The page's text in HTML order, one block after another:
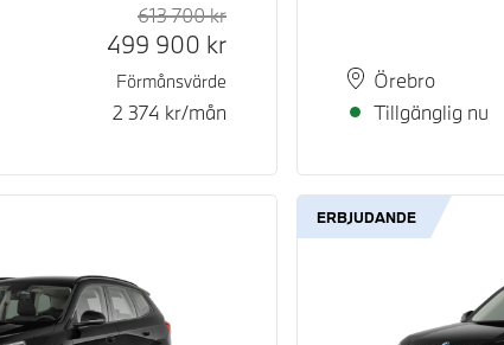
Rek. ord pris
613 700krKontantpris
499 900 kr
Förmånsvärde
2 374 kr/mån
PlatsÖrebro
Leveranstid
Tillgänglig nu
ERBJUDANDE